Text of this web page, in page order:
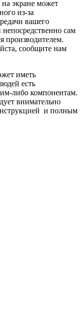
экране может
из-за
вашего
сам
производителем.
сообщите нам
иметь
есть
либо компонентам.
внимательно
и полным